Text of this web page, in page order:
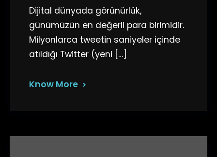
Dijital dünyada görünürlük,
günümüzün en değerli para birimidir.
Milyonlarca tweetin saniyeler içinde
atıldığı Twitter (yeni […]
Know More